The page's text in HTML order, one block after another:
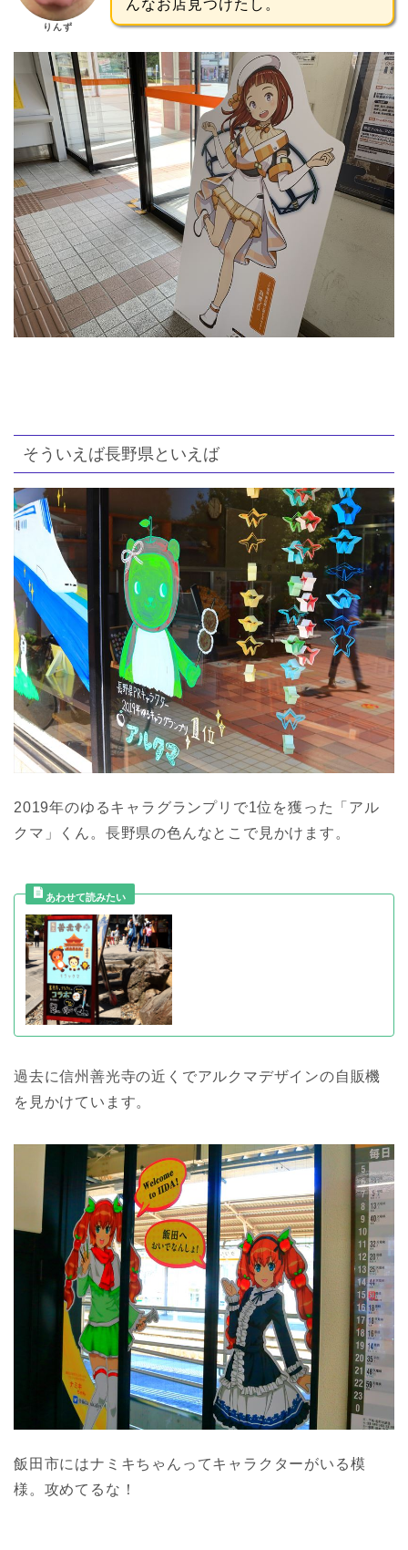
りんず
んなお店見つけたし。
そういえば長野県といえば
2019年のゆるキャラグランプリで1位を獲った「アル
クマ」くん。長野県の色んなとこで見かけます。
過去に信州善光寺の近くでアルクマデザインの自販機
を見かけています。
飯田市にはナミキちゃんってキャラクターがいる模
様。攻めてるな！